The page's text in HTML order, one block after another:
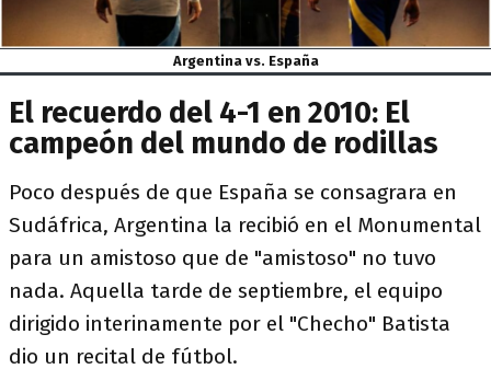
Argentina vs. España
El recuerdo del 4-1 en 2010: El
campeón del mundo de rodillas
Poco después de que España se consagrara en
Sudáfrica, Argentina la recibió en el Monumental
para un amistoso que de "amistoso" no tuvo
nada. Aquella tarde de septiembre, el equipo
dirigido interinamente por el "Checho" Batista
dio un recital de fútbol.